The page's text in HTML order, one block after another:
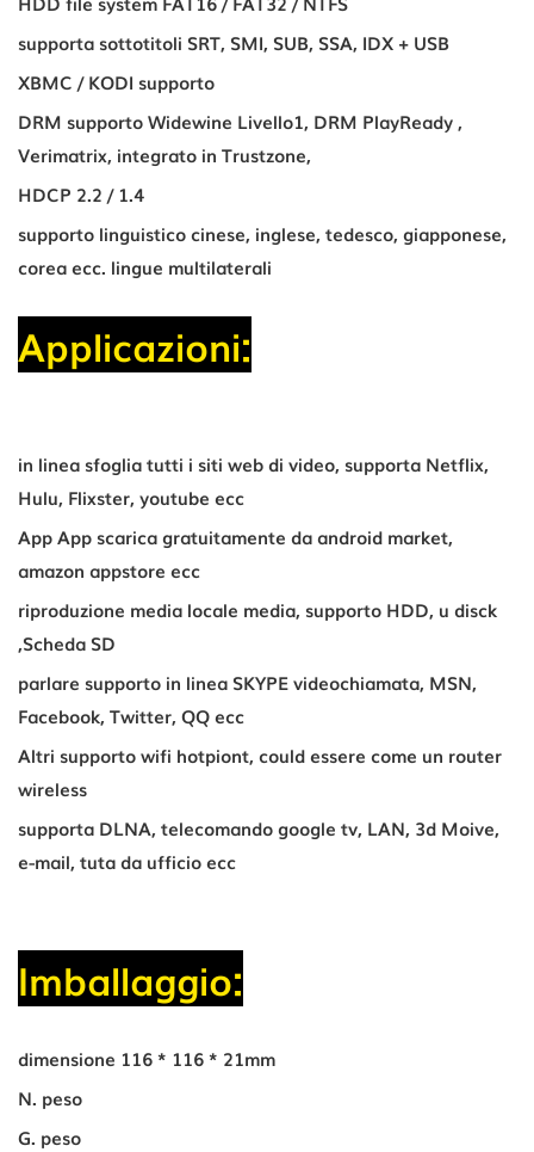
supporta sottotitoli SRT, SMI, SUB, SSA, IDX + USB
XBMC / KODI supporto
DRM supporto Widewine Livello1, DRM PlayReady ,
Verimatrix, integrato in Trustzone,
HDCP 2.2 / 1.4
supporto linguistico cinese, inglese, tedesco, giapponese,
corea ecc. lingue multilaterali
Applicazioni:
in linea sfoglia tutti i siti web di video, supporta Netflix,
Hulu, Flixster, youtube ecc
App App scarica gratuitamente da android market,
amazon appstore ecc
riproduzione media locale media, supporto HDD, u disck
,Scheda SD
parlare supporto in linea SKYPE videochiamata, MSN,
Facebook, Twitter, QQ ecc
Altri supporto wifi hotpiont, could essere come un router
wireless
supporta DLNA, telecomando google tv, LAN, 3d Moive,
e-mail, tuta da ufficio ecc
Imballaggio:
dimensione 116 * 116 * 21mm
N. peso
G. peso